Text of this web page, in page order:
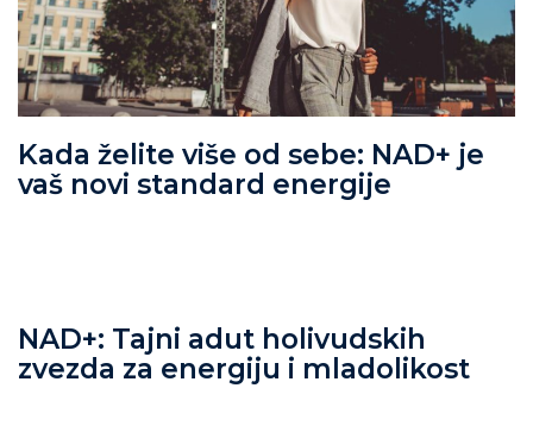
Kada želite više od sebe: NAD+ je
vaš novi standard energije
NAD+: Tajni adut holivudskih
zvezda za energiju i mladolikost